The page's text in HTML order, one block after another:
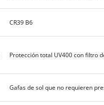
CR39 B6
Protección total UV400 con filtro
Gafas de sol que no requieren